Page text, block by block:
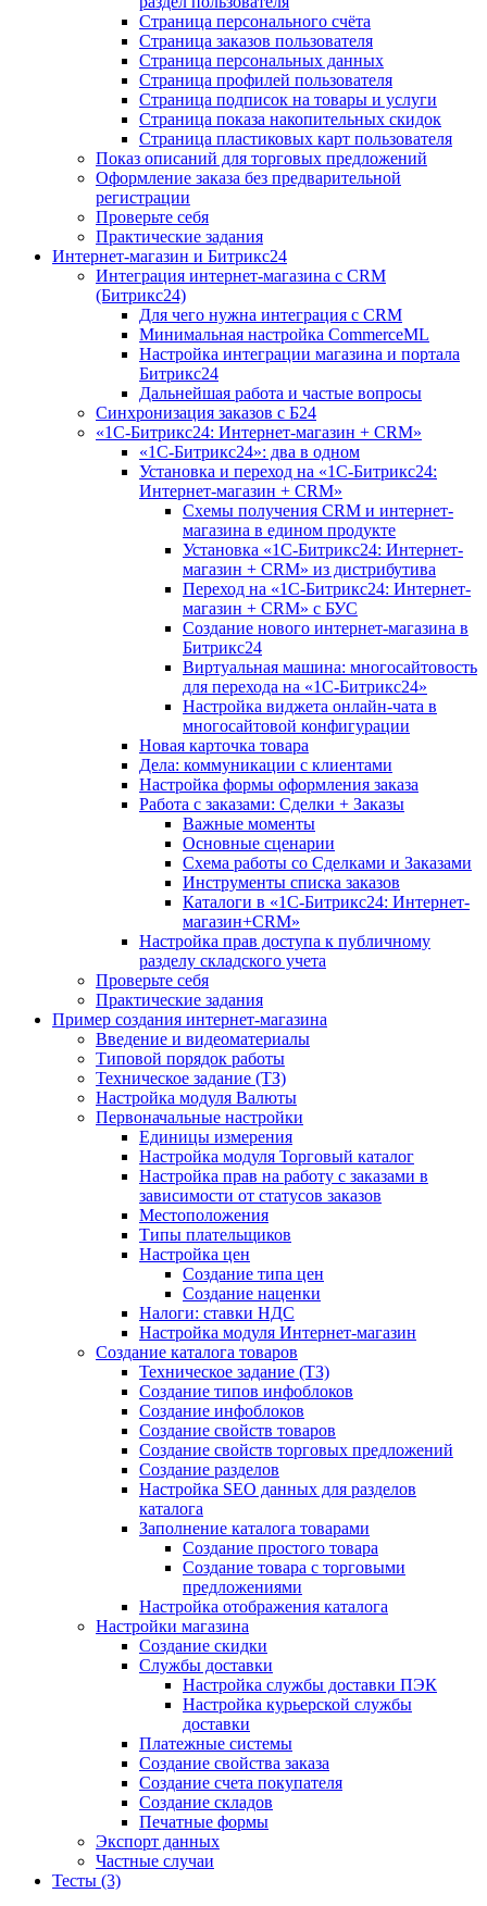
Страница персонального счёта
Страница заказов пользователя
Страница персональных данных
Страница профилей пользователя
Страница подписок на товары и услуги
Страница показа накопительных скидок
Страница пластиковых карт пользователя
Показ описаний для торговых предложений
Оформление заказа без предварительной
регистрации
Проверьте себя
Практические задания
Интернет-магазин и Битрикс24
Интеграция интернет-магазина с CRM
(Битрикс24)
Для чего нужна интеграция с CRM
Минимальная настройка CommerceML
Настройка интеграции магазина и портала
Битрикс24
Дальнейшая работа и частые вопросы
Синхронизация заказов с Б24
«1С-Битрикс24: Интернет-магазин + CRM»
«1С-Битрикс24»: два в одном
Установка и переход на «1С-Битрикс24:
Интернет-магазин + CRM»
Схемы получения CRM и интернет-
магазина в едином продукте
Установка «1С-Битрикс24: Интернет-
магазин + CRM» из дистрибутива
Переход на «1С-Битрикс24: Интернет-
магазин + CRM» с БУС
Создание нового интернет-магазина в
Битрикс24
Виртуальная машина: многосайтовость
для перехода на «1С-Битрикс24»
Настройка виджета онлайн-чата в
многосайтовой конфигурации
Новая карточка товара
Дела: коммуникации с клиентами
Настройка формы оформления заказа
Работа с заказами: Сделки + Заказы
Важные моменты
Основные сценарии
Схема работы со Сделками и Заказами
Инструменты списка заказов
Каталоги в «1С-Битрикс24: Интернет-
магазин+CRM»
Настройка прав доступа к публичному
разделу складского учета
Проверьте себя
Практические задания
Пример создания интернет-магазина
Введение и видеоматериалы
Типовой порядок работы
Техническое задание (ТЗ)
Настройка модуля Валюты
Первоначальные настройки
Единицы измерения
Настройка модуля Торговый каталог
Настройка прав на работу с заказами в
зависимости от статусов заказов
Местоположения
Типы плательщиков
Настройка цен
Создание типа цен
Создание наценки
Налоги: ставки НДС
Настройка модуля Интернет-магазин
Создание каталога товаров
Техническое задание (ТЗ)
Создание типов инфоблоков
Создание инфоблоков
Создание свойств товаров
Создание свойств торговых предложений
Создание разделов
Настройка SEO данных для разделов
каталога
Заполнение каталога товарами
Создание простого товара
Создание товара с торговыми
предложениями
Настройка отображения каталога
Настройки магазина
Создание скидки
Службы доставки
Настройка службы доставки ПЭК
Настройка курьерской службы
доставки
Платежные системы
Создание свойства заказа
Создание счета покупателя
Создание складов
Печатные формы
Экспорт данных
Частные случаи
Тесты (3)